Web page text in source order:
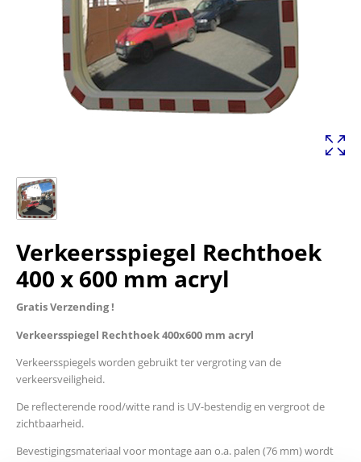
Verkeersspiegel Rechthoek
400 x 600 mm acryl
Gratis Verzending !
Verkeersspiegel Rechthoek 400x600 mm acryl
Verkeersspiegels worden gebruikt ter vergroting van de
verkeersveiligheid.
De reflecterende rood/witte rand is UV-bestendig en vergroot de
zichtbaarheid.
Bevestigingsmateriaal voor montage aan o.a. palen (76 mm) wordt